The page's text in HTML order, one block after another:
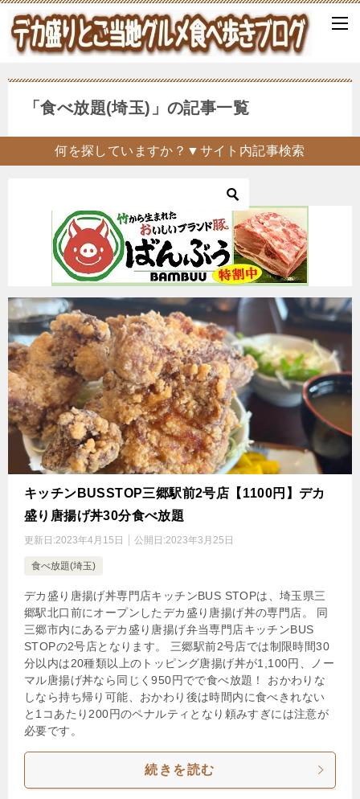
「食べ放題(埼玉)」の記事一覧
何を探していますか？▼サイト内記事検索
キッチンBUSSTOP三郷駅前2号店【1100円】デカ
盛り唐揚げ丼30分食べ放題
更新日:2023年4月15日 公開日:2023年3月25日
食べ放題(埼玉)
デカ盛り唐揚げ丼専門店キッチンBUS STOPは、埼玉県三
郷駅北口前にオープンしたデカ盛り唐揚げ丼の専門店。 同
三郷市内にあるデカ盛り唐揚げ弁当専門店キッチンBUS
STOPの2号店となります。 三郷駅前2号店では制限時間30
分以内は20種類以上のトッピング唐揚げ丼が1,100円、ノー
マル唐揚げ丼なら同じく950円でで食べ放題！ おかわりな
しなら持ち帰り可能、おかわり後は時間内に食べきれない
と1コあたり200円のペナルティとなり頼みすぎには注意が
必要です。
続きを読む